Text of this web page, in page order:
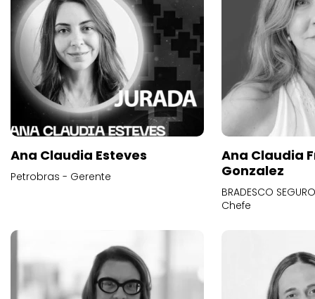
Ana Claudia Esteves
Petrobras - Gerente
Ana Claudia
Gonzalez
BRADESCO
Chefe